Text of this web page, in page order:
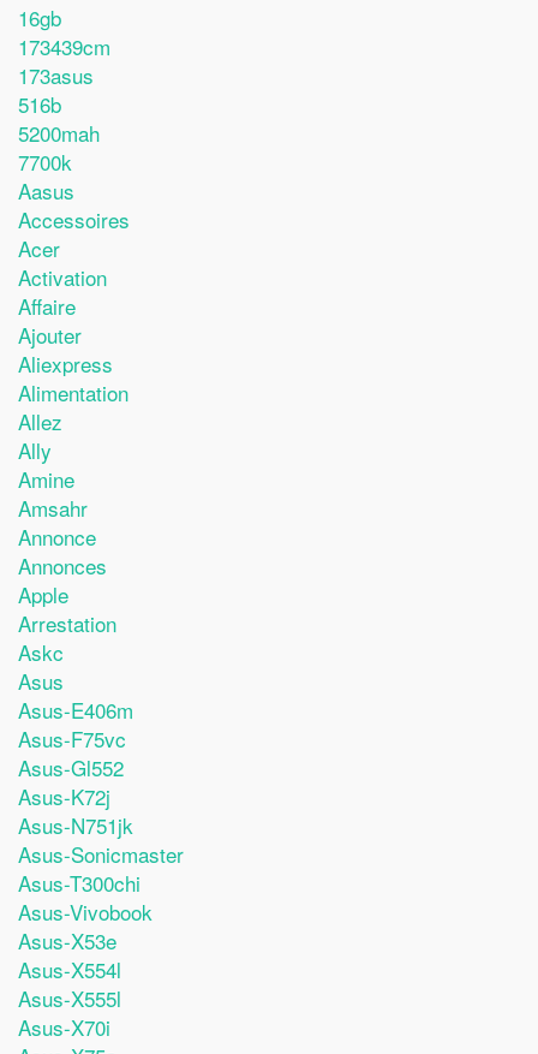
16gb
173439cm
173asus
516b
5200mah
7700k
Aasus
Accessoires
Acer
Activation
Affaire
Ajouter
Aliexpress
Alimentation
Allez
Ally
Amine
Amsahr
Annonce
Annonces
Apple
Arrestation
Askc
Asus
Asus-E406m
Asus-F75vc
Asus-Gl552
Asus-K72j
Asus-N751jk
Asus-Sonicmaster
Asus-T300chi
Asus-Vivobook
Asus-X53e
Asus-X554l
Asus-X555l
Asus-X70i